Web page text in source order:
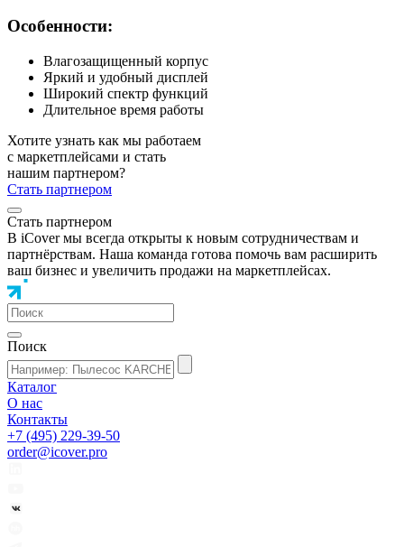
Особенности:
Влагозащищенный корпус
Яркий и удобный дисплей
Широкий спектр функций
Длительное время работы
Хотите узнать как мы работаем
с маркетплейсами и стать
нашим партнером?
Стать партнером
Стать партнером
В iCover мы всегда открыты к новым сотрудничествам и
партнёрствам. Наша команда готова помочь вам расширить
ваш бизнес и увеличить продажи на маркетплейсах.
Поиск
Каталог
О нас
Контакты
+7 (495) 229-39-50
order@icover.pro